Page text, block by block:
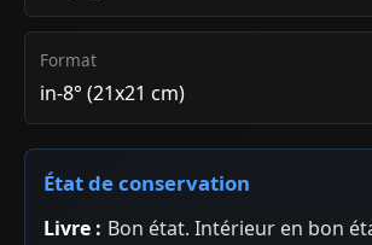
Format
in-8° (21x21 cm)
État de conservation
Livre : Bon état. Intérieur en bon